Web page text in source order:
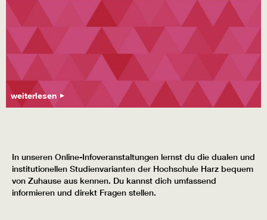
weiterlesen
In unseren Online-Infoveranstaltungen lernst du die dualen und
institutionellen Studienvarianten der Hochschule Harz bequem
von Zuhause aus kennen. Du kannst dich umfassend
informieren und direkt Fragen stellen.